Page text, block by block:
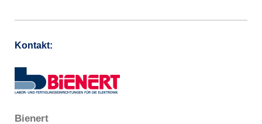
Kontakt:
Bienert